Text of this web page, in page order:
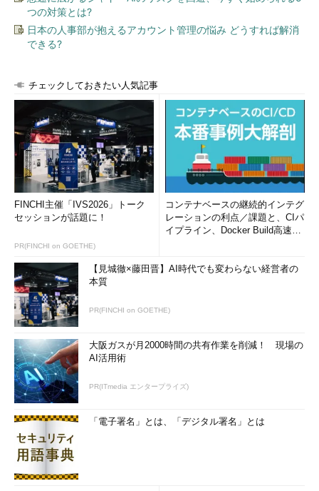
つの対策とは?
日本の人事部が抱えるアカウント管理の悩み どうすれば解消
できる?
チェックしておきたい人気記事
FINCHI主催「IVS2026」トーク
セッションが話題に！
PR(FINCHI on GOETHE)
コンテナベースの継続的インテグ
レーションの利点／課題と、CIパ
イプライン、Docker Build高速化
【見城徹×藤田晋】AI時代でも変わらない経営者の
本質
PR(FINCHI on GOETHE)
大阪ガスが月2000時間の共有作業を削減！ 現場の
AI活用術
PR(ITmedia エンタープライズ)
「電子署名」とは、「デジタル署名」とは